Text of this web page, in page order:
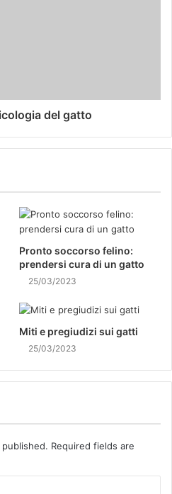
del gatto
Pronto soccorso felino:
prendersi cura di un gatto
25/03/2023
Miti e pregiudizi sui gatti
25/03/2023
Required fields are